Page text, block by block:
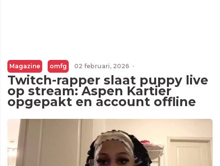
Magazine omfg 02 februari, 2026 ·
Twitch-rapper slaat puppy live
op stream: Aspen Kartier
opgepakt en account offline